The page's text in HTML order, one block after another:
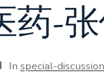
药-
In special-discussion